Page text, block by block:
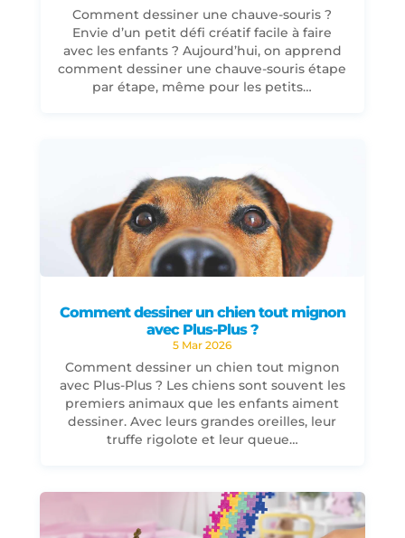
Comment dessiner une chauve-souris ?
Envie d’un petit défi créatif facile à faire
avec les enfants ? Aujourd’hui, on apprend
comment dessiner une chauve-souris étape
par étape, même pour les petits…
Comment dessiner un chien tout mignon
avec Plus-Plus ?
5 Mar 2026
Comment dessiner un chien tout mignon
avec Plus-Plus ? Les chiens sont souvent les
premiers animaux que les enfants aiment
dessiner. Avec leurs grandes oreilles, leur
truffe rigolote et leur queue…